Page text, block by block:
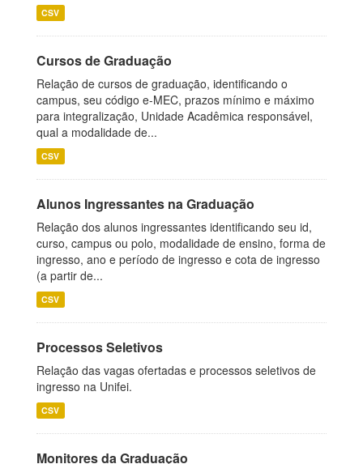
CSV
Cursos de Graduação
Relação de cursos de graduação, identificando o
campus, seu código e-MEC, prazos mínimo e máximo
para integralização, Unidade Acadêmica responsável,
qual a modalidade de...
CSV
Alunos Ingressantes na Graduação
Relação dos alunos ingressantes identificando seu id,
curso, campus ou polo, modalidade de ensino, forma de
ingresso, ano e período de ingresso e cota de ingresso
(a partir de...
CSV
Processos Seletivos
Relação das vagas ofertadas e processos seletivos de
ingresso na Unifei.
CSV
Monitores da Graduação